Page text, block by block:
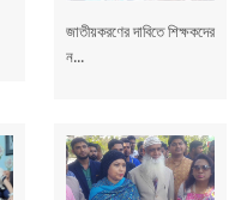
জাতীয়করণের দাবিতে শিক্ষকদের
ন...